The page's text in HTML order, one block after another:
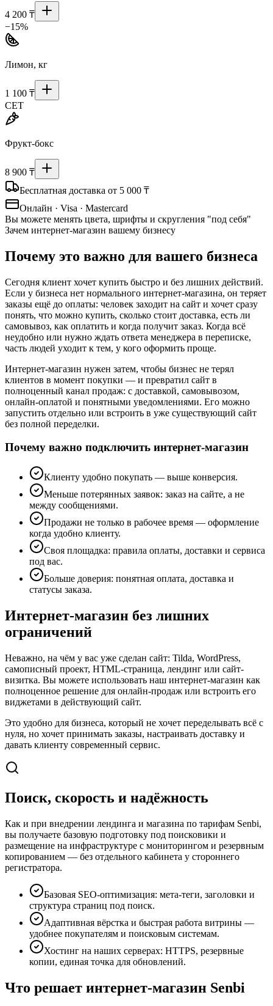
4 200 ₸
−15%
Лимон, кг
1 100 ₸
СЕТ
Фрукт-бокс
8 900 ₸
Бесплатная доставка от 5 000 ₸
Онлайн · Visa · Mastercard
Вы можете менять цвета, шрифты и скругления "под себя"
Зачем интернет-магазин вашему бизнесу
Почему это важно для вашего бизнеса
Сегодня клиент хочет купить быстро и без лишних действий.
Если у бизнеса нет нормального интернет-магазина, он теряет
заказы ещё до оплаты: человек заходит на сайт и хочет сразу
понять, что можно купить, сколько стоит доставка, есть ли
самовывоз, как оплатить и когда получит заказ. Когда всё
неудобно или нужно ждать ответа менеджера в переписке,
часть людей уходит к тем, у кого оформить проще.
Интернет-магазин нужен затем, чтобы бизнес не терял
клиентов в момент покупки — и превратил сайт в
полноценный канал продаж: с доставкой, самовывозом,
онлайн-оплатой и понятными уведомлениями. Его можно
запустить отдельно или встроить в уже существующий сайт
без полной переделки.
Почему важно подключить интернет-магазин
Клиенту удобно покупать — выше конверсия.
Меньше потерянных заявок: заказ на сайте, а не
между сообщениями.
Продажи не только в рабочее время — оформление
когда удобно клиенту.
Своя площадка: правила оплаты, доставки и сервиса
под вас.
Больше доверия: понятная оплата, доставка и
статусы заказа.
Интернет-магазин без лишних
ограничений
Неважно, на чём у вас уже сделан сайт: Tilda, WordPress,
самописный проект, HTML-страница, лендинг или сайт-
визитка. Вы можете использовать наш интернет-магазин как
полноценное решение для онлайн-продаж или встроить его
виджетами в действующий сайт.
Это удобно для бизнеса, который не хочет переделывать всё с
нуля, но хочет принимать заказы, настраивать доставку и
давать клиенту современный сервис.
Поиск, скорость и надёжность
Как и при внедрении лендинга и магазина по тарифам Senbi,
вы получаете базовую подготовку под поисковики и
размещение на инфраструктуре с мониторингом и резервным
копированием — без отдельного кабинета у стороннего
регистратора.
Базовая SEO-оптимизация: мета-теги, заголовки и
структура страниц под поиск.
Адаптивная вёрстка и быстрая работа витрины —
удобнее покупателям и поисковым системам.
Хостинг на наших серверах: HTTPS, резервные
копии, единая точка для обновлений.
Что решает интернет-магазин Senbi